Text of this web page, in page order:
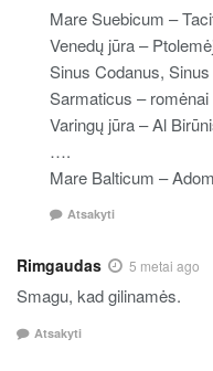
Mare Suebicum –
Venedų jūra –
Sinus Codanus,
Sarmaticus – romėnai
Varingų jūra – Al
….
Mare Balticum –
Atsakyti
Rimgaudas 5 metai ago
Smagu, kad gilinamės.
Atsakyti